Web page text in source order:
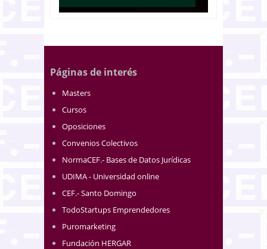
Páginas de interés
Masters
Cursos
Oposiciones
Convenios Colectivos
NormaCEF.- Bases de Datos Jurídicas
UDIMA - Universidad online
CEF.- Santo Domingo
TodoStartups Emprendedores
Puromarketing
Fundación HERGAR